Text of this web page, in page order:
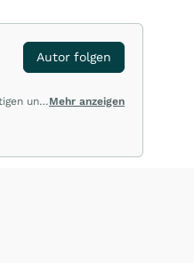
Autor folgen
Mehr anzeigen
und